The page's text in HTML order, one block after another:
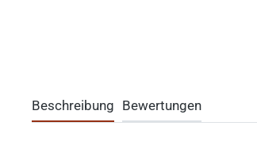
Beschreibung Bewertungen